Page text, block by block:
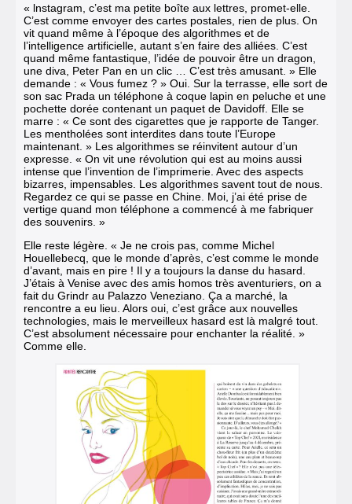
« lnstagram, c’est ma petite boîte aux lettres, promet-elle.
C’est comme envoyer des cartes postales, rien de plus. On
vit quand même à l’époque des algorithmes et de
l’intelligence artificielle, autant s’en faire des alliées. C’est
quand même fantastique, l’idée de pouvoir être un dragon,
une diva, Peter Pan en un clic … C’est très amusant. » Elle
demande : « Vous fumez ? » Oui. Sur la terrasse, elle sort de
son sac Prada un téléphone à coque lapin en peluche et une
pochette dorée contenant un paquet de Davidoff. Elle se
marre : « Ce sont des cigarettes que je rapporte de Tanger.
Les mentholées sont interdites dans toute l’Europe
maintenant. » Les algorithmes se réinvitent autour d’un
expresse. « On vit une révolu­tion qui est au moins aussi
intense que l’invention de l’imprimerie. Avec des aspects
bizarres, impensables. Les algorithmes savent tout de nous.
Regardez ce qui se passe en Chine. Moi, j’ai été prise de
ver­tige quand mon téléphone a commencé à me fabriquer
des souvenirs. »
Elle reste légère. « Je ne crois pas, comme Michel
Houellebecq, que le monde d’après, c’est comme le monde
d’avant, mais en pire ! Il y a toujours la danse du hasard.
J’étais à Venise avec des amis homos très aventuriers, on a
fait du Grindr au Palazzo Veneziano. Ça a marché, la
rencontre a eu lieu. Alors oui, c’est grâce aux nouvelles
technologies, mais le merveilleux hasard est là malgré tout.
C’est absolument nécessaire pour enchanter la réalité. »
Comme elle.